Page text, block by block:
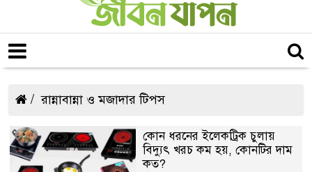
রান্নাবান্না ও মজাদার টিপস
কোন ধরনের ইলেকট্রিক চুলায়
বিদ্যুৎ খরচ কম হয়, কোনটির দাম
কত?